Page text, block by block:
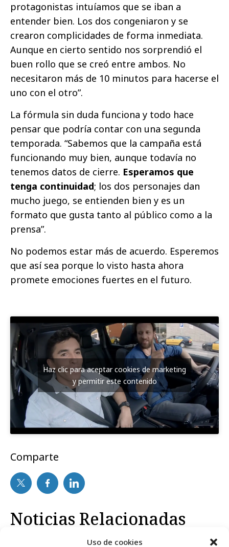
Uso de cookies
protagonistas intuíamos que se iban a
entender bien. Los dos congeniaron y se
crearon complicidades de forma inmediata.
Aunque en cierto sentido nos sorprendió el
buen rollo que se creó entre ambos. No
necesitaron más de 10 minutos para hacerse el
uno con el otro”.
La fórmula sin duda funciona y todo hace
pensar que podría contar con una segunda
temporada. “Sabemos que la campaña está
funcionando muy bien, aunque todavía no
tenemos datos de cierre. Esperamos que
tenga continuidad; los dos personajes dan
mucho juego, se entienden bien y es un
formato que gusta tanto al público como a la
prensa”.
No podemos estar más de acuerdo. Esperemos
que así sea porque lo visto hasta ahora
promete emociones fuertes en el futuro.
Haz clic para aceptar cookies de marketing
y permitir este contenido
Comparte
Noticias Relacionadas